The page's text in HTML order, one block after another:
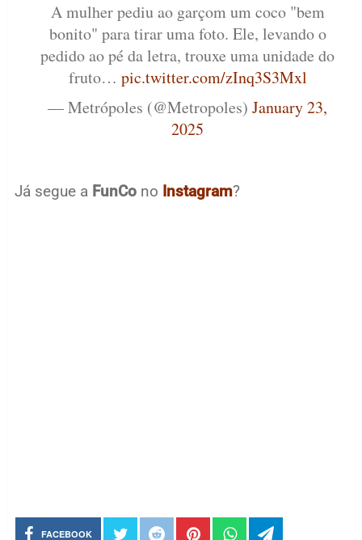
A mulher pediu ao garçom um coco "bem
bonito" para tirar uma foto. Ele, levando o
pedido ao pé da letra, trouxe uma unidade do
fruto… pic.twitter.com/zInq3S3Mxl
— Metrópoles (@Metropoles)January 23,
2025
Já segue a FunCono Instagram?
FACEBOOK